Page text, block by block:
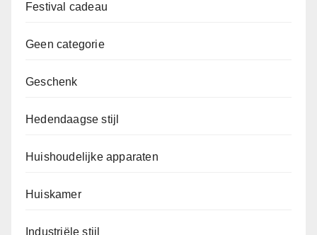
Festival cadeau
Geen categorie
Geschenk
Hedendaagse stijl
Huishoudelijke apparaten
Huiskamer
Industriële stijl